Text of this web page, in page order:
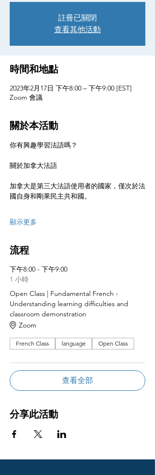
註冊已關閉
查看其他活動
時間和地點
2023年2月17日 下午8:00 – 下午9:00 [EST]
Zoom 會議
關於本活動
你有興趣學習法語嗎？
關於加拿大法語
加拿大是第三大法語使用者的國家，僅次於法
國自身和剛果民主共和國。
顯示更多
流程
下午8:00 - 下午9:00
1 小時
Open Class | Fundamental French -
Understanding learning difficulties and
classroom demonstration
Zoom
French Class language Open Class
查看全部
分享此活動